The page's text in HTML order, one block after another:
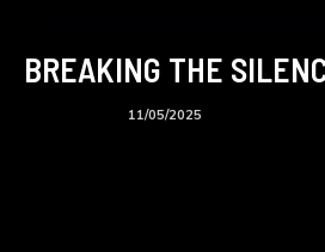
BREAKING THE
11/05/2025